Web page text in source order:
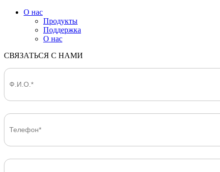
О нас
Продукты
Поддержка
О нас
СВЯЗАТЬСЯ С НАМИ